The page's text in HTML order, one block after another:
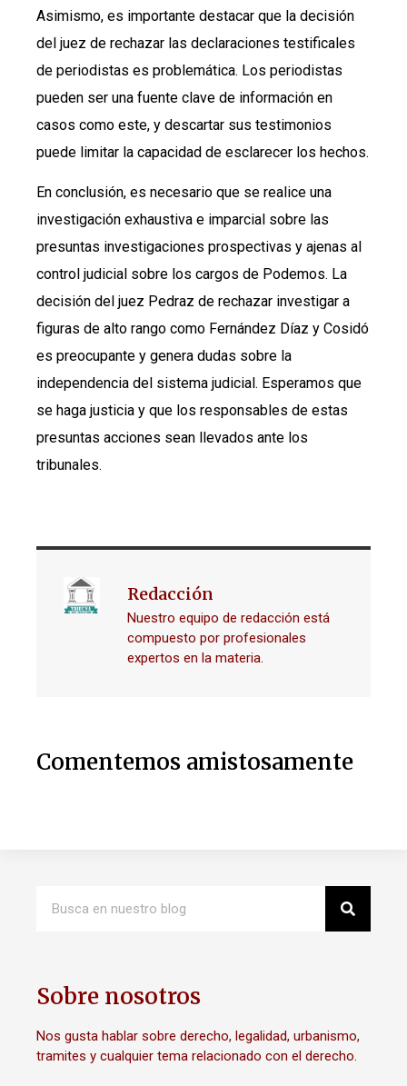
Asimismo, es importante destacar que la decisión
del juez de rechazar las declaraciones testificales
de periodistas es problemática. Los periodistas
pueden ser una fuente clave de información en
casos como este, y descartar sus testimonios
puede limitar la capacidad de esclarecer los hechos.
En conclusión, es necesario que se realice una
investigación exhaustiva e imparcial sobre las
presuntas investigaciones prospectivas y ajenas al
control judicial sobre los cargos de Podemos. La
decisión del juez Pedraz de rechazar investigar a
figuras de alto rango como Fernández Díaz y Cosidó
es preocupante y genera dudas sobre la
independencia del sistema judicial. Esperamos que
se haga justicia y que los responsables de estas
presuntas acciones sean llevados ante los
tribunales.
Redacción
Nuestro equipo de redacción está
compuesto por profesionales
expertos en la materia.
Comentemos amistosamente
Sobre nosotros
Nos gusta hablar sobre derecho, legalidad, urbanismo,
tramites y cualquier tema relacionado con el derecho.